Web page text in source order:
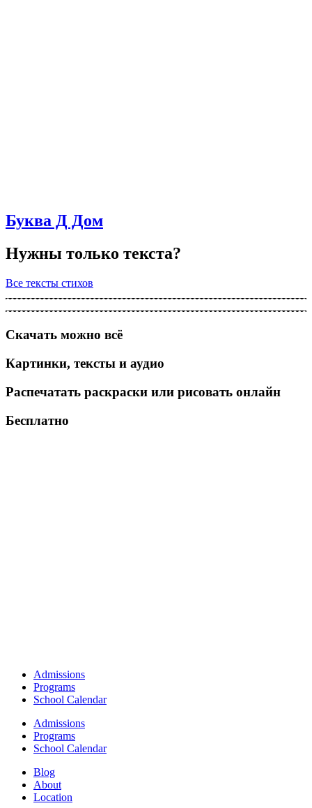
Буква Д Дом
Нужны только текста?
Все тексты стихов
Скачать можно всё
Картинки, тексты и аудио
Распечатать раскраски или рисовать онлайн
Бесплатно
Admissions
Programs
School Calendar
Admissions
Programs
School Calendar
Blog
About
Location